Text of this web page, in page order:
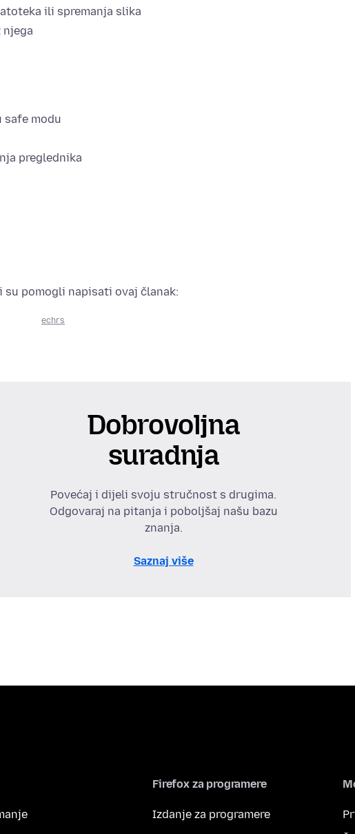
ili spremanja slika
njega
safe modu
preglednika
su pomogli napisati ovaj članak:
echrs
Dobrovoljna
suradnja
Povećaj i dijeli svoju stručnost s drugima.
Odgovaraj na pitanja i poboljšaj našu bazu
znanja.
Saznaj više
Firefox za programere
Izdanje za programere